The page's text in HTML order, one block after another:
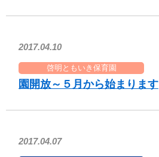
2017.04.10
啓明ともいき保育園
園開放～５月から始まります
2017.04.07